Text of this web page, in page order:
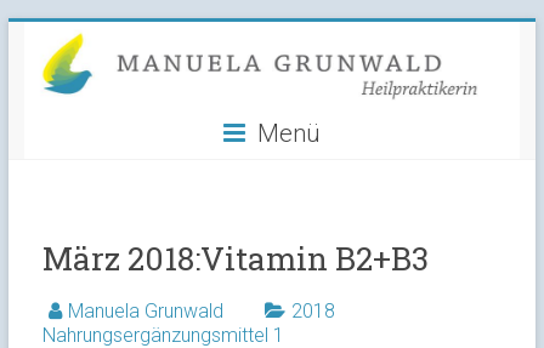
content
Manuela
Grunwald
Menü
März 2018:Vitamin B2+B3
Manuela Grunwald
2018
Nahrungsergänzungsmittel 1